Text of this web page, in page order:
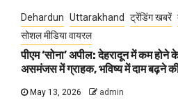
Dehardun Uttarakhand ट्रेंडिंग खबरें
सोशल मीडिया वायरल
पीएम ‘सोना’ अपील: देहरादून में कम होने
असमंजस में ग्राहक, भविष्य में दाम बढ़ने
May 13, 2026 admin